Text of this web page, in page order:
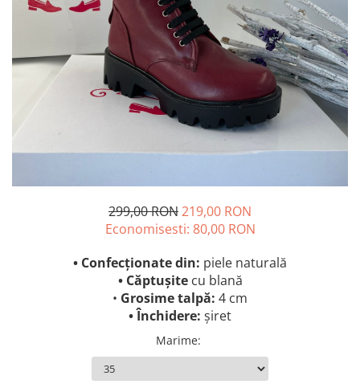
299,00 RON219,00 RON
Economisesti: 80,00 RON
• Confecționate din: piele naturală
• Căptușite cu blană
• Grosime talpă: 4 cm
• Închidere: șiret
Marime: